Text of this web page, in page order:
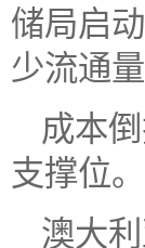
储局启
少流通
成本
支撑位。
澳大